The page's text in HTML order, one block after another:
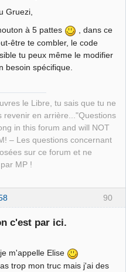
Gruezi,
à 5 pattes
, dans ce
être te combler, le code
tu peux même le modifier
besoin spécifique.
le Libre, tu sais que tu ne
revenir en arrière..."Questions
in this forum and will NOT
– Les questions concernant
sur ce forum et ne
MP !
90
c'est par ici.
m'appelle Elise
trop mon truc mais j'ai des